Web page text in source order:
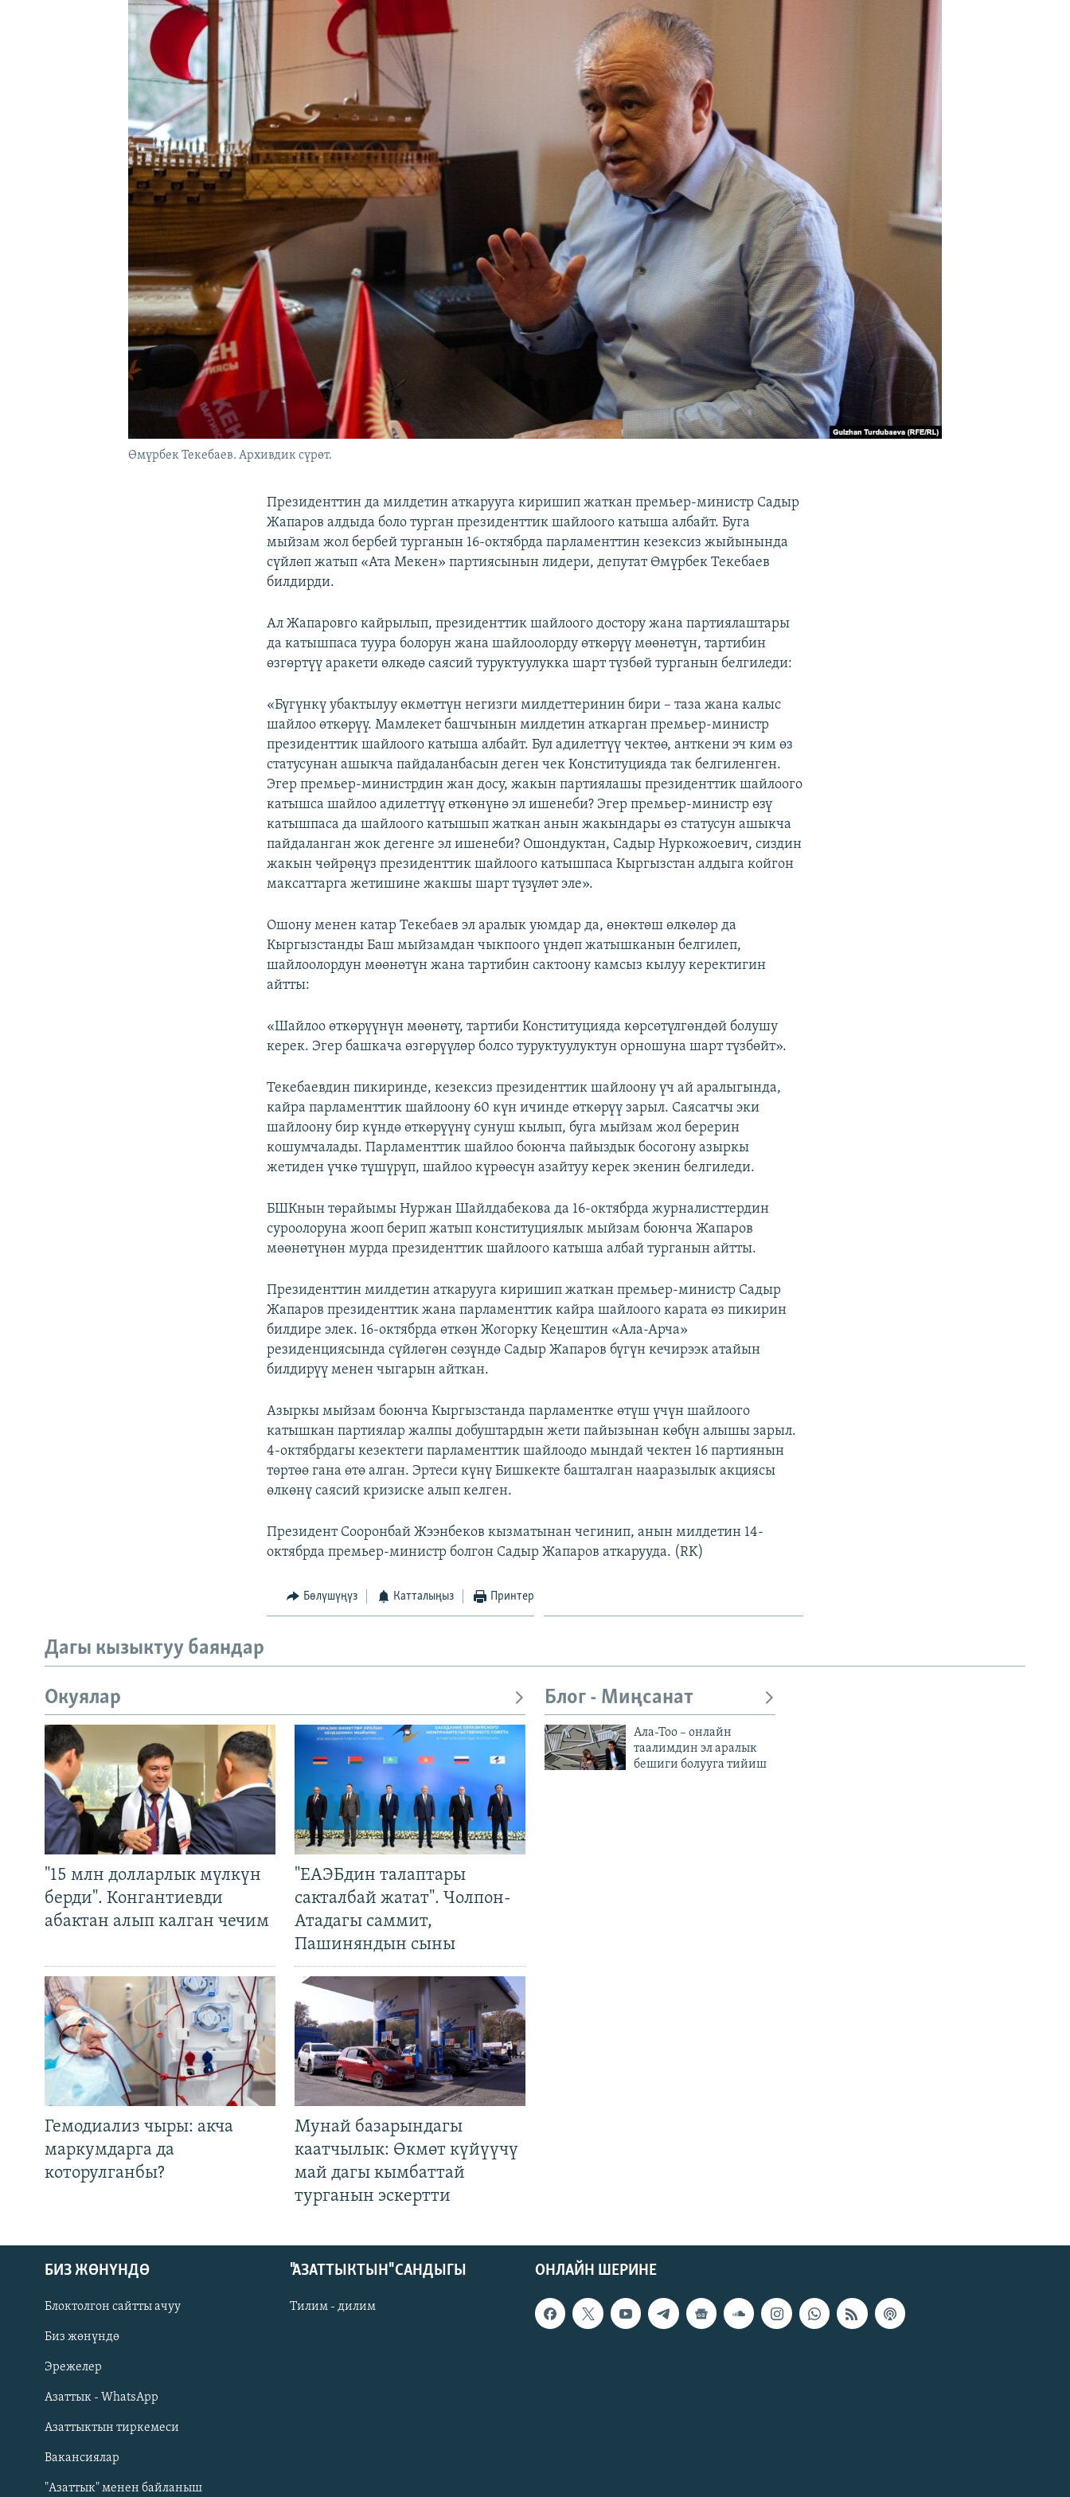
Русский
ОНЛАЙН ШЕРИНЕ
Өмүрбек Текебаев. Архивдик сүрөт.
Президенттин да милдетин аткарууга киришип жаткан премьер-министр Садыр
Жапаров алдыда боло турган президенттик шайлоого катыша албайт. Буга
мыйзам жол бербей турганын 16-октябрда парламенттин кезексиз жыйынында
сүйлөп жатып «Ата Мекен» партиясынын лидери, депутат Өмүрбек Текебаев
билдирди.
Ал Жапаровго кайрылып, президенттик шайлоого достору жана партиялаштары
да катышпаса туура болорун жана шайлоолорду өткөрүү мөөнөтүн, тартибин
өзгөртүү аракети өлкөдө саясий туруктуулукка шарт түзбөй турганын белгиледи:
«Бүгүнкү убактылуу өкмөттүн негизги милдеттеринин бири – таза жана калыс
шайлоо өткөрүү. Мамлекет башчынын милдетин аткарган премьер-министр
президенттик шайлоого катыша албайт. Бул адилеттүү чектөө, анткени эч ким өз
статусунан ашыкча пайдаланбасын деген чек Конституцияда так белгиленген.
Эгер премьер-министрдин жан досу, жакын партиялашы президенттик шайлоого
катышса шайлоо адилеттүү өткөнүнө эл ишенеби? Эгер премьер-министр өзү
катышпаса да шайлоого катышып жаткан анын жакындары өз статусун ашыкча
пайдаланган жок дегенге эл ишенеби? Ошондуктан, Садыр Нуркожоевич, сиздин
жакын чөйрөңүз президенттик шайлоого катышпаса Кыргызстан алдыга койгон
максаттарга жетишине жакшы шарт түзүлөт эле».
Ошону менен катар Текебаев эл аралык уюмдар да, өнөктөш өлкөлөр да
Кыргызстанды Баш мыйзамдан чыкпоого үндөп жатышканын белгилеп,
шайлоолордун мөөнөтүн жана тартибин сактоону камсыз кылуу керектигин
айтты:
«Шайлоо өткөрүүнүн мөөнөтү, тартиби Конституцияда көрсөтүлгөндөй болушу
керек. Эгер башкача өзгөрүүлөр болсо туруктуулуктун орношуна шарт түзбөйт».
Текебаевдин пикиринде, кезексиз президенттик шайлоону үч ай аралыгында,
кайра парламенттик шайлоону 60 күн ичинде өткөрүү зарыл. Саясатчы эки
шайлоону бир күндө өткөрүүнү сунуш кылып, буга мыйзам жол берерин
кошумчалады. Парламенттик шайлоо боюнча пайыздык босогону азыркы
жетиден үчкө түшүрүп, шайлоо күрөөсүн азайтуу керек экенин белгиледи.
БШКнын төрайымы Нуржан Шайлдабекова да 16-октябрда журналисттердин
суроолоруна жооп берип жатып конституциялык мыйзам боюнча Жапаров
мөөнөтүнөн мурда президенттик шайлоого катыша албай турганын айтты.
Президенттин милдетин аткарууга киришип жаткан премьер-министр Садыр
Жапаров президенттик жана парламенттик кайра шайлоого карата өз пикирин
билдире элек. 16-октябрда өткөн Жогорку Кеңештин «Ала-Арча»
резиденциясында сүйлөгөн сөзүндө Садыр Жапаров бүгүн кечирээк атайын
билдирүү менен чыгарын айткан.
Азыркы мыйзам боюнча Кыргызстанда парламентке өтүш үчүн шайлоого
катышкан партиялар жалпы добуштардын жети пайызынан көбүн алышы зарыл.
4-октябрдагы кезектеги парламенттик шайлоодо мындай чектен 16 партиянын
төртөө гана өтө алган. Эртеси күнү Бишкекте башталган нааразылык акциясы
өлкөнү саясий кризиске алып келген.
Президент Сооронбай Жээнбеков кызматынан чегинип, анын милдетин 14-
октябрда премьер-министр болгон Садыр Жапаров аткарууда. (RK)
Бөлүшүңүз Катталыңыз Принтер
Дагы кызыктуу баяндар
Окуялар
"15 млн долларлык мүлкүн
берди". Конгантиевди
абактан алып калган чечим
"ЕАЭБдин талаптары
сакталбай жатат". Чолпон-
Атадагы саммит,
Пашиняндын сыны
Гемодиализ чыры: акча
маркумдарга да
которулганбы?
Мунай базарындагы
каатчылык: Өкмөт күйүүчү
май дагы кымбаттай
турганын эскертти
Блог - Миңсанат
Ала-Тоо – онлайн
таалимдин эл аралык
бешиги болууга тийиш
ОНЛАЙН ШЕРИНЕ
БИЗ ЖӨНҮНДӨ
Блоктолгон сайтты ачуу
Биз жөнүндө
Эрежелер
Азаттык - WhatsApp
Азаттыктын тиркемеси
Вакансиялар
"Азаттык" менен байланыш
"АЗАТТЫКТЫН" САНДЫГЫ
Тилим - дилим